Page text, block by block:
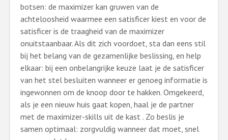
botsen: de maximizer kan gruwen van de
achteloosheid waarmee een satisficer kiest en voor de
satisficer is de traagheid van de maximizer
onuitstaanbaar. Als dit zich voordoet, sta dan eens stil
bij het belang van de gezamenlijke beslissing, en help
elkaar: bij een onbelangrijke keuze laat je de satisficer
van het stel besluiten wanneer er genoeg informatie is
ingewonnen om de knoop door te hakken. Omgekeerd,
als je een nieuw huis gaat kopen, haal je de partner
met de maximizer-skills uit de kast . Zo beslis je
samen optimaal: zorgvuldig wanneer dat moet, snel